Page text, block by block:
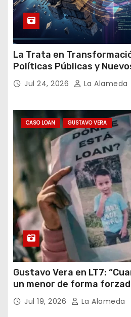
La Trata en
Políticas Públicas y
Argentina y el Mundo –
Jul 24, 2026 La Alameda
CASO LOAN GUSTAVO VERA
Gustavo Vera en LT7:
un menor de forma
hipótesis es trata, y así
caratulado el caso Loan”
Jul 19, 2026 La Alameda